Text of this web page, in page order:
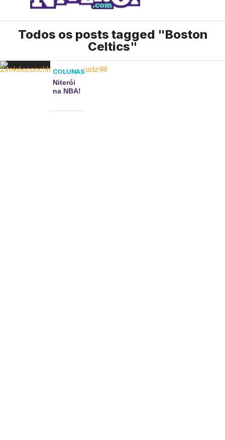
Todos os posts tagged "Boston
Celtics"
COLUNAS
Niterói
na NBA!